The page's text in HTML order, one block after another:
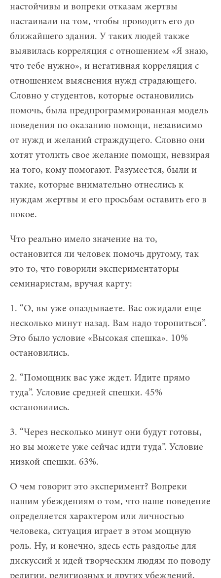
настойчивы и вопреки отказам жертвы
настаивали на том, чтобы проводить его до
ближайшего здания. У таких людей также
выявилась корреляция с отношением «Я знаю,
что тебе нужно», и негативная корреляция с
отношением выяснения нужд страдающего.
Словно у студентов, которые остановились
помочь, была предпрограммированная модель
поведения по оказанию помощи, независимо
от нужд и желаний страждущего. Словно они
хотят утолить свое желание помощи, невзирая
на того, кому помогают. Разумеется, были и
такие, которые внимательно отнеслись к
нуждам жертвы и его просьбам оставить его в
покое.
Что реально имело значение на то,
остановится ли человек помочь другому, так
это то, что говорили экспериментаторы
семинаристам, вручая карту:
1. “О, вы уже опаздываете. Вас ожидали еще
несколько минут назад. Вам надо торопиться”.
Это было условие «Высокая спешка». 10%
остановились.
2. “Помощник вас уже ждет. Идите прямо
туда”. Условие средней спешки. 45%
остановились.
3. “Через несколько минут они будут готовы,
но вы можете уже сейчас идти туда”. Условие
низкой спешки. 63%.
О чем говорит это эксперимент? Вопреки
нашим убеждениям о том, что наше поведение
определяется характером или личностью
человека, ситуация играет в этом мощную
роль. Ну, и конечно, здесь есть раздолье для
дискуссий и идей творческим людям по поводу
религии, религиозных и других убеждений,